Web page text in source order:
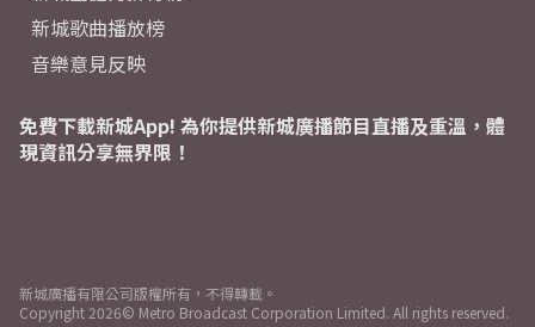
新城歌曲播放榜
音樂意見反映
免費下載新城App! 為你提供新城廣播節目直播及重溫，體
現資訊分享無界限！
新城廣播有限公司版權所有，不得轉載。
Copyright 2026© Metro Broadcast Corporation Limited. All rights reserved.